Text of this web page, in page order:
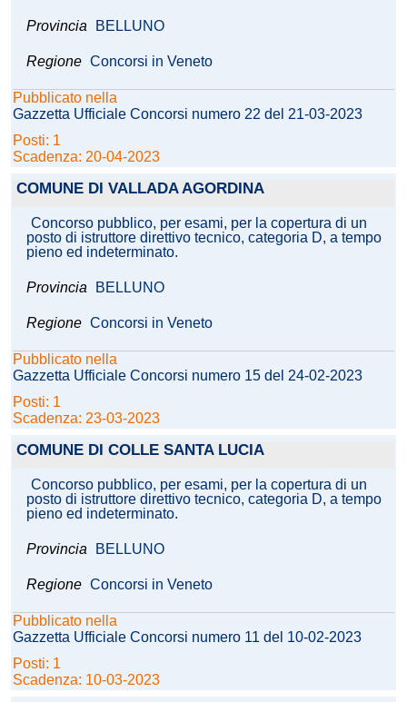
Provincia BELLUNO
Regione Concorsi in Veneto
Pubblicato nella
Gazzetta Ufficiale Concorsi numero 22 del 21-03-2023
Posti: 1
Scadenza: 20-04-2023
COMUNE DI VALLADA AGORDINA
Concorso pubblico, per esami, per la copertura di un
posto di istruttore direttivo tecnico, categoria D, a tempo
pieno ed indeterminato.
Provincia BELLUNO
Regione Concorsi in Veneto
Pubblicato nella
Gazzetta Ufficiale Concorsi numero 15 del 24-02-2023
Posti: 1
Scadenza: 23-03-2023
COMUNE DI COLLE SANTA LUCIA
Concorso pubblico, per esami, per la copertura di un
posto di istruttore direttivo tecnico, categoria D, a tempo
pieno ed indeterminato.
Provincia BELLUNO
Regione Concorsi in Veneto
Pubblicato nella
Gazzetta Ufficiale Concorsi numero 11 del 10-02-2023
Posti: 1
Scadenza: 10-03-2023